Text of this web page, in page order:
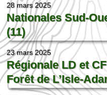
28 mars 2025
Nationales Sud-
(11)
23 mars 2025
Régionale LD et
Forêt de L’Isle-